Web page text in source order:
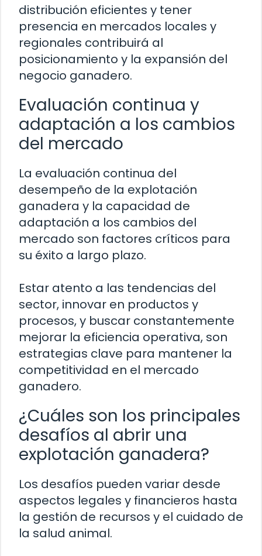
distribución eficientes y tener
presencia en mercados locales y
regionales contribuirá al
posicionamiento y la expansión del
negocio ganadero.
Evaluación continua y
adaptación a los cambios
del mercado
La evaluación continua del
desempeño de la explotación
ganadera y la capacidad de
adaptación a los cambios del
mercado son factores críticos para
su éxito a largo plazo.
Estar atento a las tendencias del
sector, innovar en productos y
procesos, y buscar constantemente
mejorar la eficiencia operativa, son
estrategias clave para mantener la
competitividad en el mercado
ganadero.
¿Cuáles son los principales
desafíos al abrir una
explotación ganadera?
Los desafíos pueden variar desde
aspectos legales y financieros hasta
la gestión de recursos y el cuidado de
la salud animal.